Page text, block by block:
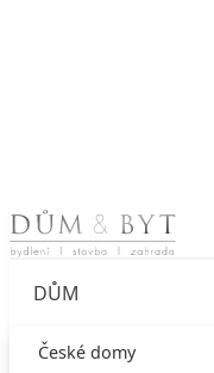
Skip to content
DŮM
České domy